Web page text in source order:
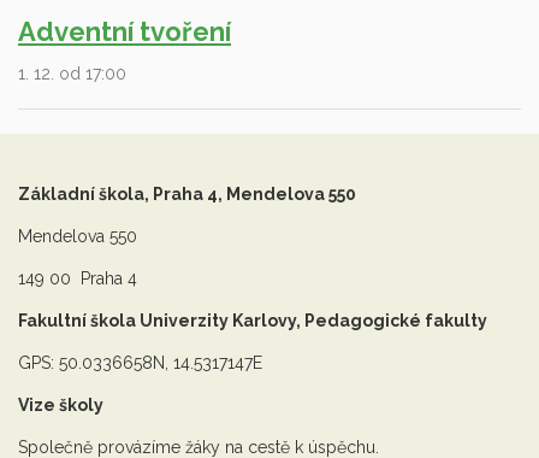
Adventní tvoření
1. 12. od 17:00
Základní škola, Praha 4, Mendelova 550
Mendelova 550
149 00 Praha 4
Fakultní škola Univerzity Karlovy, Pedagogické fakulty
GPS: 50.0336658N, 14.5317147E
Vize školy
Společně provázíme žáky na cestě k úspěchu.